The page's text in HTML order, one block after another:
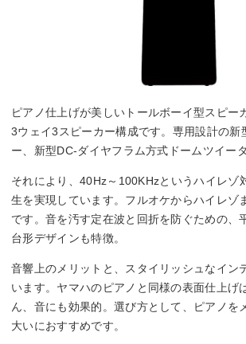
ピアノ仕上げが美しいトールボーイ型スピー
3ウェイ3スピーカー構成です。専用設計の新
ー、新型DC-ダイヤフラム方式ドームツイー
それにより、40Hz～100KHzというハイレゾ
生を実現しています。フルオケからハイレゾ
です。音を汚す定在波と回折を防ぐための、
台形デザインも特徴。
音響上のメリットと、スタイリッシュなイン
います。ヤマハのピアノと同様の表面仕上げ
ん、音にも効果的。選び方として、ピアノを
大いにおすすめです。